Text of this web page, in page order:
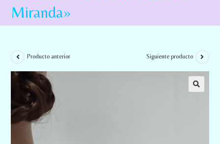
Miranda»
Producto anterior Siguiente producto